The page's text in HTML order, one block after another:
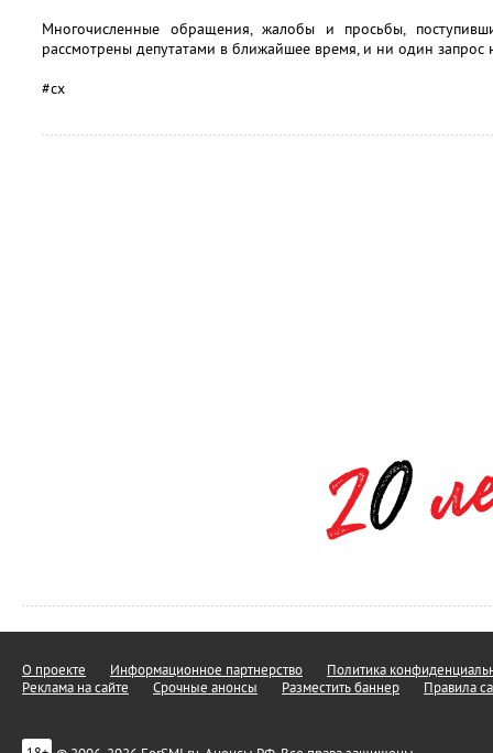
Многочисленные обращения, жалобы и просьбы,
рассмотрены депутатами в ближайшее время, и ни один запрос
#сх
О проекте Информационное партнерство
Политика
Реклама на сайте
Срочные анонсы Разместить баннер Правила